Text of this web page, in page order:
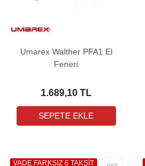
Umarex Walther PFA1 El
Feneri
1.689,10 TL
VADE FARKSIZ 6 TAKSİT